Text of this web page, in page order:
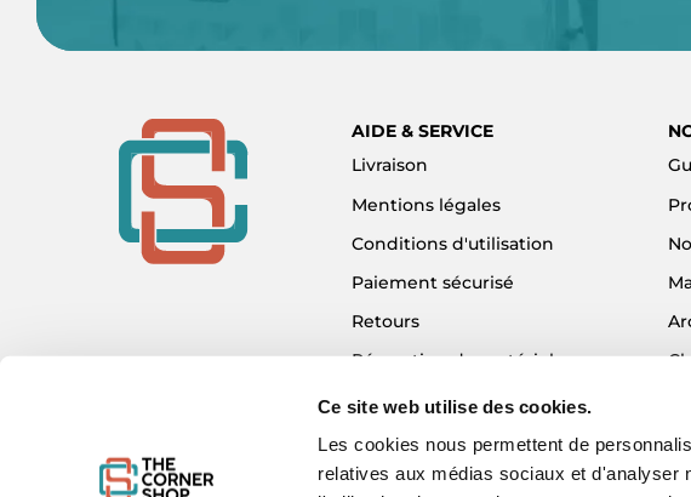
Ce site web utilise des cookies.
Les cookies nous permettent de
relatives aux médias sociaux et d'analyser
AIDE & SERVICE
Livraison
Mentions légales
Conditions d'utilisation
Paiement sécurisé
Retours
Réparation de matériel
Détaxe - Tax Refund
Garantie & SAV
Plan du site